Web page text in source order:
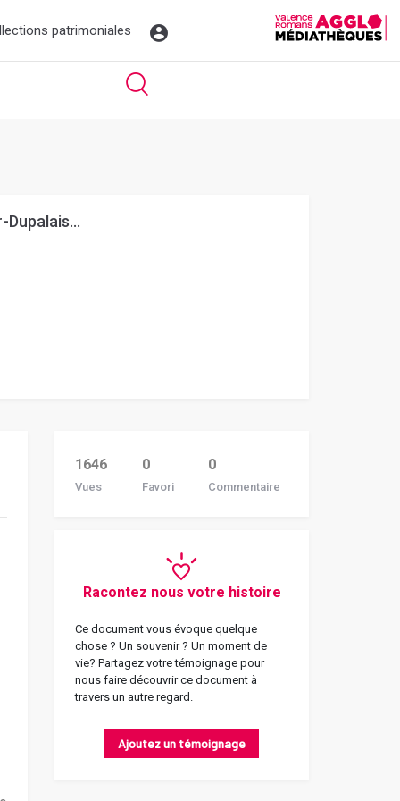
patrimoniales
1646
Vues
0
Favori
0
Commentaire
Racontez nous votre histoire
Ce document vous évoque quelque
chose ? Un souvenir ? Un moment de
vie? Partagez votre témoignage pour
nous faire découvrir ce document à
travers un autre regard.
Ajoutez un témoignage